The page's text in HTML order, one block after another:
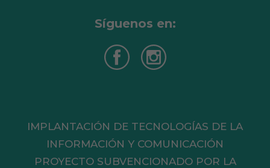
Síguenos en:
IMPLANTACIÓN DE TECNOLOGÍAS DE LA
INFORMACIÓN Y COMUNICACIÓN
PROYECTO SUBVENCIONADO POR LA